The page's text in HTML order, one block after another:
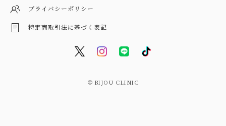
プライバシーポリシー
特定商取引法に基づく表記
© BIJOU CLINIC